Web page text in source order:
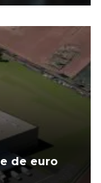
de euro